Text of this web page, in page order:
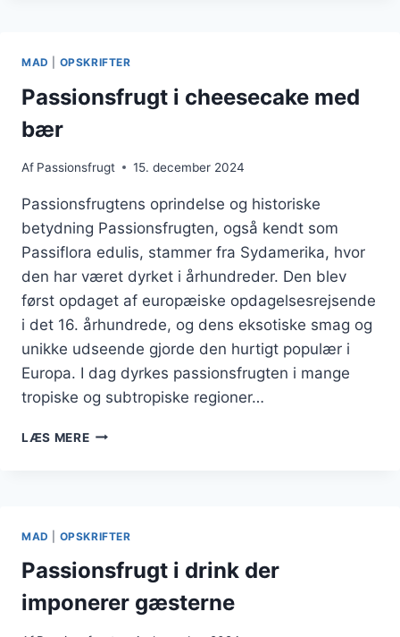
MAD OPSKRIFTER
Passionsfrugt i cheesecake med
bær
Af Passionsfrugt 15. december 2024
Passionsfrugtens oprindelse og historiske
betydning Passionsfrugten, også kendt som
Passiflora edulis, stammer fra Sydamerika, hvor
den har været dyrket i århundreder. Den blev
først opdaget af europæiske opdagelsesrejsende
i det 16. århundrede, og dens eksotiske smag og
unikke udseende gjorde den hurtigt populær i
Europa. I dag dyrkes passionsfrugten i mange
tropiske og subtropiske regioner…
LÆS MEREPASSIONSFRUGT
MAD OPSKRIFTER
Passionsfrugt i drink der
imponerer gæsterne